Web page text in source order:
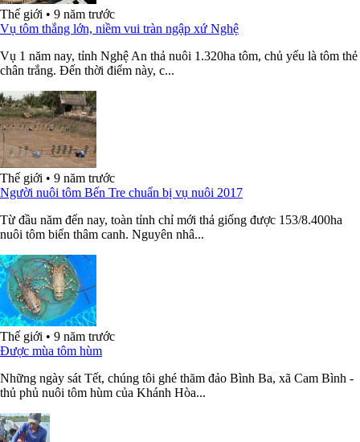
Thế giới • 9 năm trước
Vụ tôm thắng lớn, niềm vui tràn ngập xứ Nghệ
Vụ 1 năm nay, tỉnh Nghệ An thả nuôi 1.320ha tôm, chủ yếu là tôm thẻ
chân trắng. Đến thời điểm này, c...
Thế giới • 9 năm trước
Người nuôi tôm Bến Tre chuẩn bị vụ nuôi 2017
Từ đầu năm đến nay, toàn tỉnh chỉ mới thả giống được 153/8.400ha
nuôi tôm biển thâm canh. Nguyên nhâ...
Thế giới • 9 năm trước
Được mùa tôm hùm
Những ngày sát Tết, chúng tôi ghé thăm đảo Bình Ba, xã Cam Bình -
thủ phủ nuôi tôm hùm của Khánh Hòa...